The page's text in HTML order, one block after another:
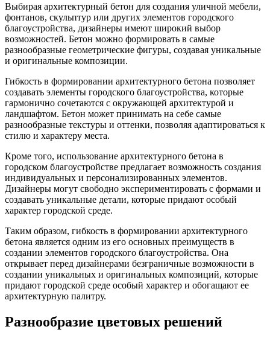
Выбирая архитектурный бетон для создания уличной мебели,
фонтанов, скульптур или других элементов городского
благоустройства, дизайнеры имеют широкий выбор
возможностей. Бетон можно формировать в самые
разнообразные геометрические фигуры, создавая уникальные
и оригинальные композиции.
Гибкость в формировании архитектурного бетона позволяет
создавать элементы городского благоустройства, которые
гармонично сочетаются с окружающей архитектурой и
ландшафтом. Бетон может принимать на себе самые
разнообразные текстуры и оттенки, позволяя адаптироваться к
стилю и характеру места.
Кроме того, использование архитектурного бетона в
городском благоустройстве предлагает возможность создания
индивидуальных и персонализированных элементов.
Дизайнеры могут свободно экспериментировать с формами и
создавать уникальные детали, которые придают особый
характер городской среде.
Таким образом, гибкость в формировании архитектурного
бетона является одним из его основных преимуществ в
создании элементов городского благоустройства. Она
открывает перед дизайнерами безграничные возможности в
создании уникальных и оригинальных композиций, которые
придают городской среде особый характер и обогащают ее
архитектурную палитру.
Разнообразие цветовых решений